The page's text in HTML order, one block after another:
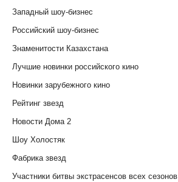
Западный шоу-бизнес
Российский шоу-бизнес
Знаменитости Казахстана
Лучшие новинки российского кино
Новинки зарубежного кино
Рейтинг звезд
Новости Дома 2
Шоу Холостяк
Фабрика звезд
Участники битвы экстрасенсов всех сезонов